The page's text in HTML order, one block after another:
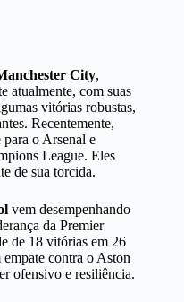
City,
atualmente, com suas
vitórias robustas,
Recentemente,
para o Arsenal e
League. Eles
de sua torcida.
vem desempenhando
da Premier
de 18 vitórias em 26
contra o Aston
ofensivo e resiliência.